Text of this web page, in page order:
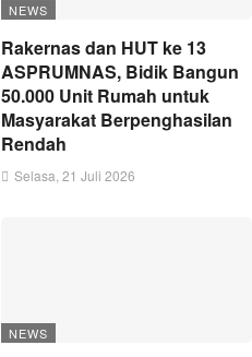
NEWS
Rakernas dan HUT ke 13
ASPRUMNAS, Bidik Bangun
50.000 Unit Rumah untuk
Masyarakat Berpenghasilan
Rendah
Selasa, 21 Juli 2026
NEWS